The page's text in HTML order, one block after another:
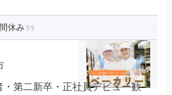
休み
第二新卒・正社員デビュー歓